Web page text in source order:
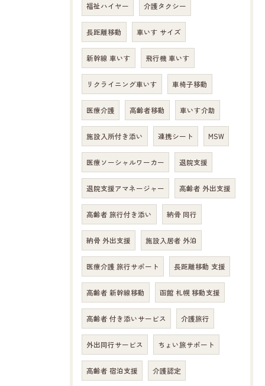
福祉ハイヤー 介護タクシー
長距離移動 車いす サイズ
新幹線 車いす 飛行機 車いす
リクライニング車いす 車椅子移動
医療介護 高齢者移動 車いす介助
施設入所付き添い 連携シート MSW
医療ソーシャルワーカー 退院支援
退院支援アマネージャー 高齢者 外出支援
高齢者 旅行付き添い 納骨 同行
納骨 外出支援 施設入居者 外泊
医療介護 旅行サポート 長距離移動 支援
高齢者 新幹線移動 函館 札幌 移動支援
高齢者 付き添いサービス 介護旅行
外出同行サービス ちょい旅サポート
高齢者 宿泊支援 介護認定